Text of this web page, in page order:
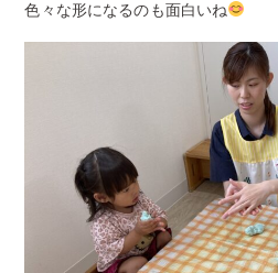
色々な形になるのも面白いね